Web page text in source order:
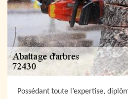
Possédant toute l’expertise,